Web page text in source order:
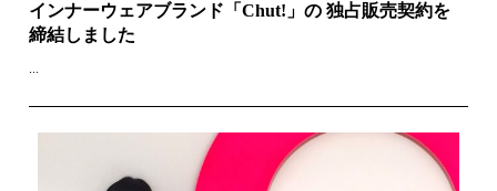
インナーウェアブランド「Chut!」の 独占販売契約を
締結しました
...